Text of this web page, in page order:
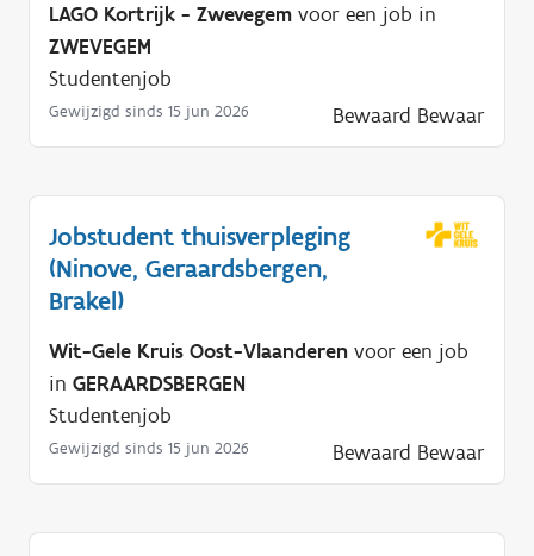
LAGO Kortrijk - Zwevegem voor een job in
ZWEVEGEM
Studentenjob
Gewijzigd sinds 15 jun 2026 Bewaard Bewaar
Jobstudent thuisverpleging
(Ninove, Geraardsbergen,
Brakel)
Wit-Gele Kruis Oost-Vlaanderen voor een job
in GERAARDSBERGEN
Studentenjob
Gewijzigd sinds 15 jun 2026 Bewaard Bewaar